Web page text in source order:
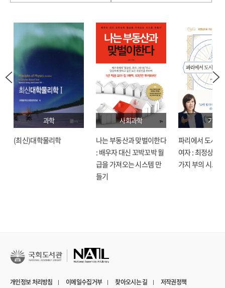
과학
(최신)대학물리학
사회과학
나는 부동산과 맞벌이한다
: 배우자 대신 꼬박꼬박 월
급을 가져오는 시스템 만
들기
기술
파리에서 도시락
여자 : 최정상으
가지 부의 시크릿
개인정보 처리방침 이메일수집거부 찾아오시는 길 저작권정책